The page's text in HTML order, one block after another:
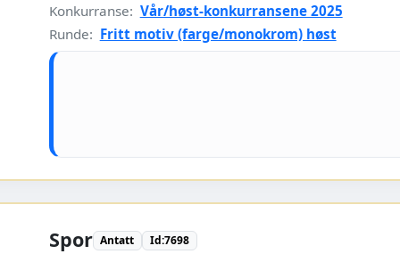
Konkurranse: Vår/høst-konkurransene 2025
Runde: Fritt motiv (farge/monokrom) høst
Spor Antatt Id:7698